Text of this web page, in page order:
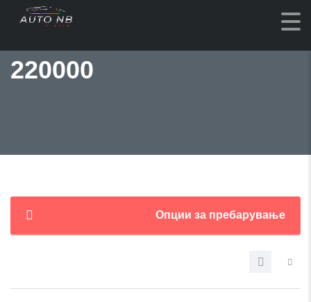
220000
Опции за пребарување